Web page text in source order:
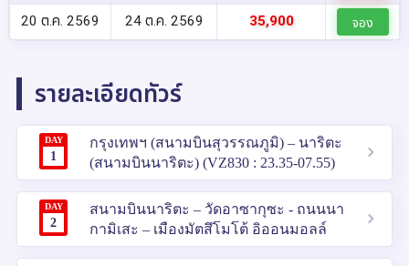
20 ต.ค. 2569 24 ต.ค. 2569 35,900 จอง
รายละเอียดทัวร์
DAY
1
กรุงเทพฯ (สนามบินสุวรรณภูมิ) – นาริตะ
(สนามบินนาริตะ) (VZ830 : 23.35-07.55)
DAY
2
สนามบินนาริตะ – วัดอาซากุซะ - ถนนนา
กามิเสะ – เมืองมัตสึโมโต้ อิออนมอลล์